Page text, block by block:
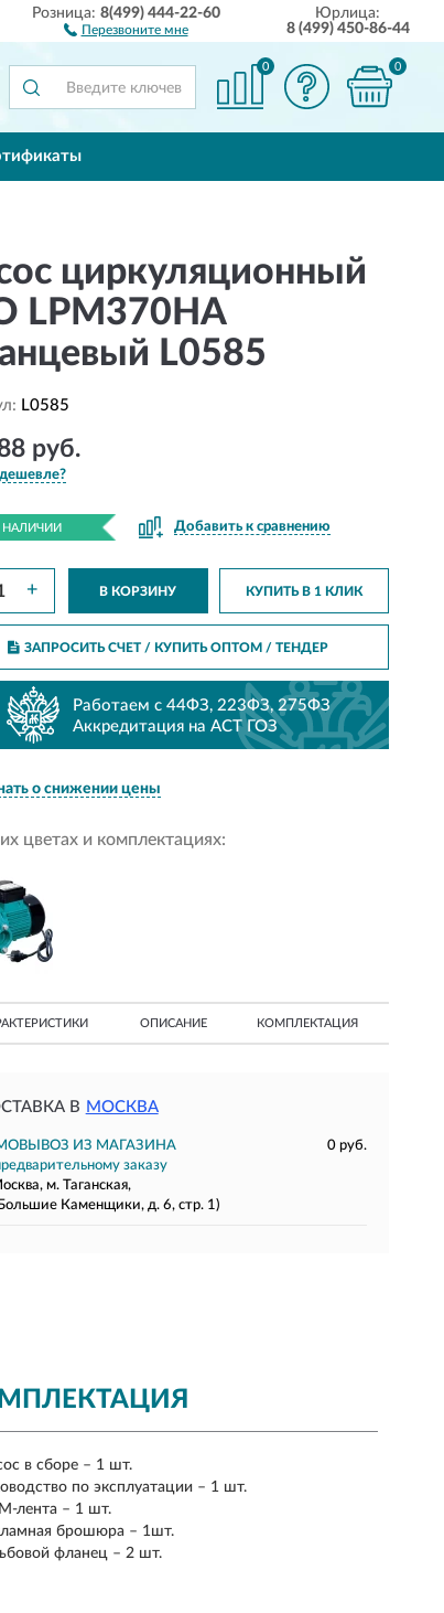
ДОСТАВИМ ПО ВСЕЙ РОССИИ
Розница: 8(499) 444-22-60
Перезвоните мне
Юрлица:
8 (499) 450-86-44
0 0
циркуляционный
LPM370HA
L0585
L0585
руб.
НАЛИЧИИ Добавить к сравнению
+ В КОРЗИНУ КУПИТЬ В 1 КЛИК
ЗАПРОСИТЬ СЧЕТ / КУПИТЬ ОПТОМ/ ТЕНДЕР
Работаем с 44ФЗ, 223ФЗ, 275ФЗ
Аккредитация на АСТ ГОЗ
о снижении цены
цветах и комплектациях:
ОПИСАНИЕ КОМПЛЕКТАЦИЯ
В МОСКВА
ИЗ МАГАЗИНА
0 руб.
заказу
м. Таганская,
Каменщики, д. 6, стр. 1)
в сборе – 1 шт.
по эксплуатации – 1 шт.
лента – 1 шт.
брошюра – 1шт.
фланец – 2 шт.